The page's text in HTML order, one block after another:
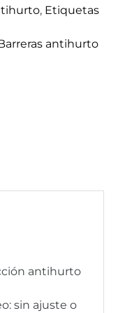
, Etiquetas
antihurto
antihurto
sin ajuste o